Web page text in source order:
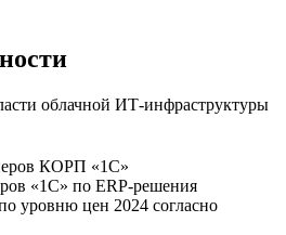
облачной ИТ-инфраструктуры
КОРП «1С»
«1С» по ERP-решения
уровню цен 2024 согласно